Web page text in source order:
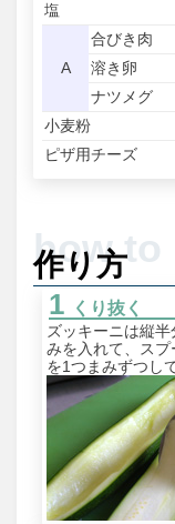
塩
A
合びき肉
溶き卵
ナツメグ
小麦粉
ピザ用チーズ
作り方
くり抜く
ズッキーニは縦
みを入れて、ス
を1つまみずつし